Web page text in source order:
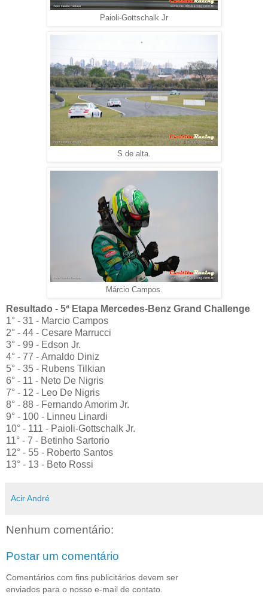
Paioli-Gottschalk Jr
S de alta.
Márcio Campos.
Resultado - 5ª Etapa Mercedes-Benz Grand Challenge
1° - 31 - Marcio Campos
2° - 44 - Cesare Marrucci
3° - 99 - Edson Jr.
4° - 77 - Arnaldo Diniz
5° - 35 - Rubens Tilkian
6° - 11 - Neto De Nigris
7° - 12 - Leo De Nigris
8° - 88 - Fernando Amorim Jr.
9° - 100 - Linneu Linardi
10° - 111 - Paioli-Gottschalk Jr.
11° - 7 - Betinho Sartorio
12° - 55 - Roberto Santos
13° - 13 - Beto Rossi
Acir André
Nenhum comentário:
Postar um comentário
Comentários com fins publicitários devem ser
enviados para o nosso e-mail de contato.